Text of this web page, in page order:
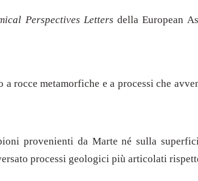
Perspectives Letters della European
rocce metamorfiche e a processi che
provenienti da Marte né sulla
processi geologici più articolati